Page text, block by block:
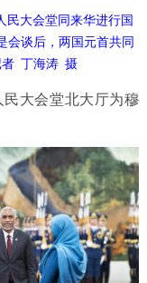
民大会堂同来华进行国
会谈后，两国元首共同
者 丁海涛 摄
大会堂北大厅为穆